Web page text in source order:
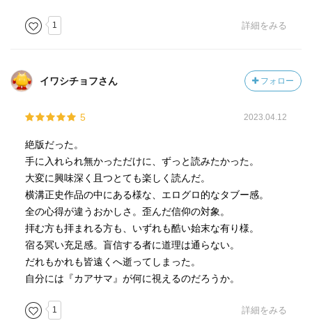
1 詳細をみる
イワシチョフさん フォロー
5 2023.04.12
絶版だった。
手に入れられ無かっただけに、ずっと読みたかった。
大変に興味深く且つとても楽しく読んだ。
横溝正史作品の中にある様な、エログロ的なタブー感。
全の心得が違うおかしさ。歪んだ信仰の対象。
拝む方も拝まれる方も、いずれも酷い始末な有り様。
宿る冥い充足感。盲信する者に道理は通らない。
だれもかれも皆遠くへ逝ってしまった。
自分には『カアサマ』が何に視えるのだろうか。
1 詳細をみる